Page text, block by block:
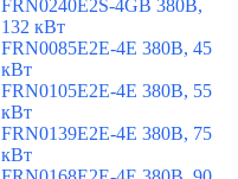
FRN0240E2S-4GB 380В,
132 кВт
FRN0085E2E-4E 380В, 45
кВт
FRN0105E2E-4E 380В, 55
кВт
FRN0139E2E-4E 380В, 75
кВт